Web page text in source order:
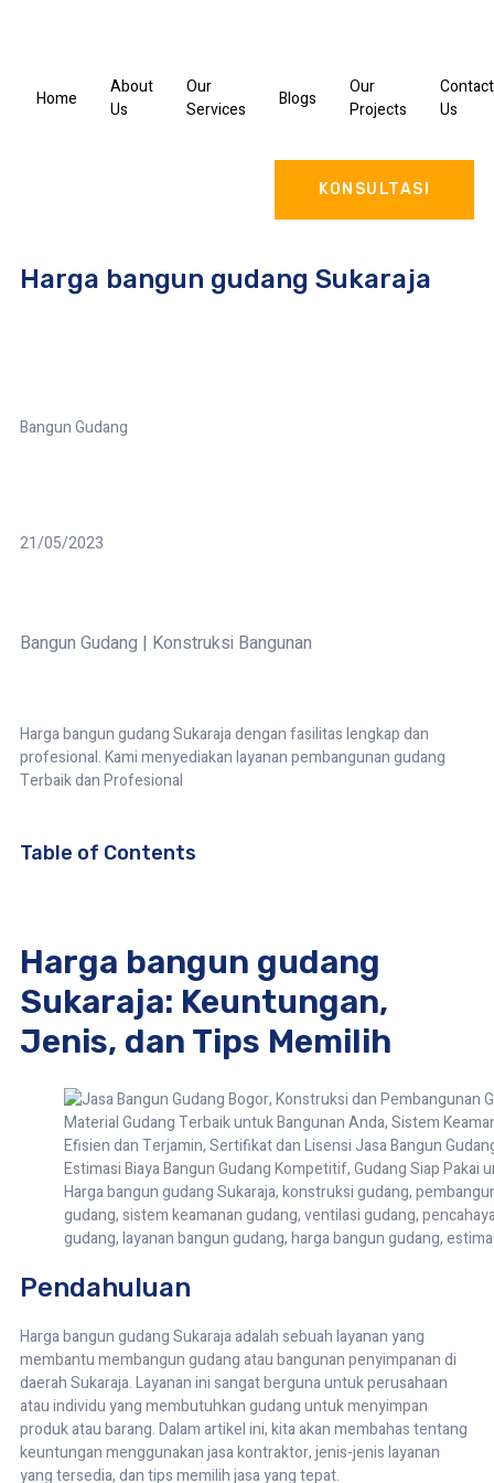
Home
About
Us
Our
Services
Blogs
Our
Projects
Contact
Us
KONSULTASI
Harga bangun gudang Sukaraja
Bangun Gudang
21/05/2023
Bangun Gudang | Konstruksi Bangunan
Harga bangun gudang Sukaraja dengan fasilitas lengkap dan
profesional. Kami menyediakan layanan pembangunan gudang
Terbaik dan Profesional
Table of Contents
Harga bangun gudang
Sukaraja: Keuntungan,
Jenis, dan Tips Memilih
Harga bangun gudang Sukaraja, konstruksi gudang,
gudang, sistem keamanan gudang, ventilasi gudang,
gudang, layanan bangun gudang, harga bangun gudang,
Pendahuluan
Harga bangun gudang Sukaraja adalah sebuah layanan yang
membantu membangun gudang atau bangunan penyimpanan di
daerah Sukaraja. Layanan ini sangat berguna untuk perusahaan
atau individu yang membutuhkan gudang untuk menyimpan
produk atau barang. Dalam artikel ini, kita akan membahas tentang
keuntungan menggunakan jasa kontraktor, jenis-jenis layanan
yang tersedia, dan tips memilih jasa yang tepat.